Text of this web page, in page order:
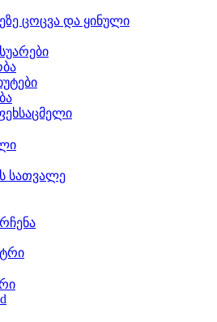
ცოცვა და ყინული
სათვალე